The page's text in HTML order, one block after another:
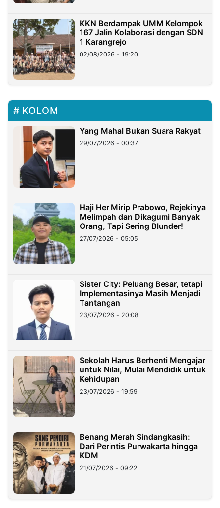
KKN Berdampak UMM Kelompok
167 Jalin Kolaborasi dengan SDN
1 Karangrejo
02/08/2026 - 19:20
KOLOM
Yang Mahal Bukan Suara Rakyat
29/07/2026 - 00:37
Haji Her Mirip Prabowo, Rejekinya
Melimpah dan Dikagumi Banyak
Orang, Tapi Sering Blunder!
27/07/2026 - 05:05
Sister City: Peluang Besar, tetapi
Implementasinya Masih Menjadi
Tantangan
23/07/2026 - 20:08
Sekolah Harus Berhenti Mengajar
untuk Nilai, Mulai Mendidik untuk
Kehidupan
23/07/2026 - 19:59
Benang Merah Sindangkasih:
Dari Perintis Purwakarta hingga
KDM
21/07/2026 - 09:22